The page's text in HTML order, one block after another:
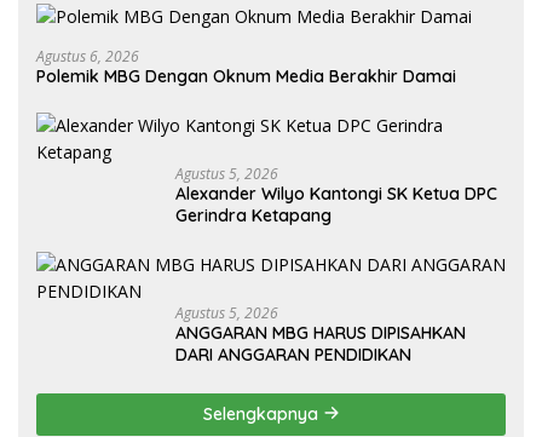
Agustus 6, 2026
Polemik MBG Dengan Oknum Media Berakhir Damai
Agustus 5, 2026
Alexander Wilyo Kantongi SK Ketua DPC
Gerindra Ketapang
Agustus 5, 2026
ANGGARAN MBG HARUS DIPISAHKAN
DARI ANGGARAN PENDIDIKAN
Selengkapnya